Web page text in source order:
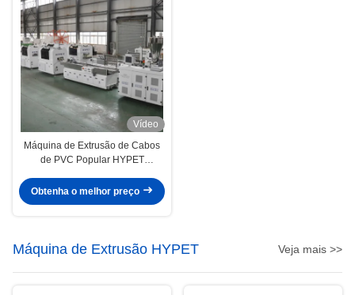
Vídeo
Máquina de Extrusão de Cabos
de PVC Popular HYPET
Perfuração e Máquina de
Obtenha o melhor preço
Máquina de Extrusão HYPET Veja mais >>